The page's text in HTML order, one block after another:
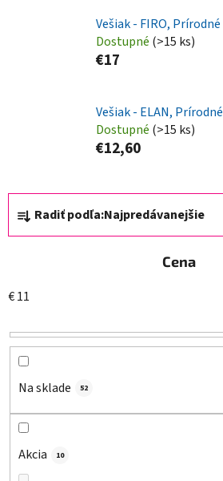
Vešiak - FIRO, Prírodné
Dostupné (>15 ks)
€17
Vešiak - ELAN, Prírodné
Dostupné (>15 ks)
€12,60
R
a
d
i
e
p
d
Radiť podľa:Najpredávanejšie
Cena
€11
Na sklade 52
Akcia 10